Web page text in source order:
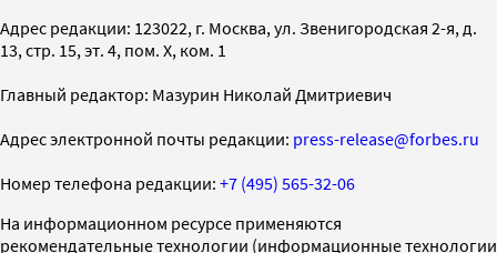
Адрес редакции: 123022, г. Москва, ул. Звенигородская 2-я, д.
13, стр. 15, эт. 4, пом. X, ком. 1
Главный редактор: Мазурин Николай Дмитриевич
Адрес электронной почты редакции: press-release@forbes.ru
Номер телефона редакции: +7 (495) 565-32-06
На информационном ресурсе применяются
рекомендательные технологии (информационные технологии